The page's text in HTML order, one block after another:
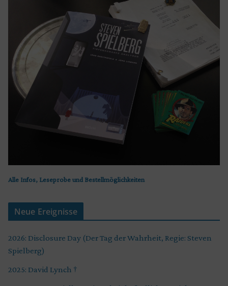
Alle Infos, Leseprobe und Bestellmöglichkeiten
Neue Ereignisse
2026: Disclosure Day (Der Tag der Wahrheit, Regie: Steven
Spielberg)
2025: David Lynch †